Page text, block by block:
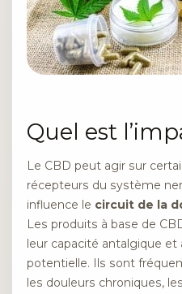
Quel est
Le CBD peut agir sur
récepteurs du système
influence le circuit de la
Les produits à base de
leur capacité antalgique
potentielle. Ils sont
les douleurs chroniques,